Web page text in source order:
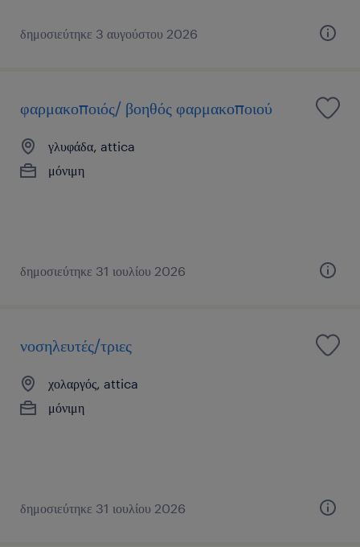
δημοσιεύτηκε 3 αυγούστου 2026
φαρμακοποιός/ βοηθός φαρμακοποιού
γλυφάδα, attica
μόνιμη
δημοσιεύτηκε 31 ιουλίου 2026
νοσηλευτές/τριες
χολαργός, attica
μόνιμη
δημοσιεύτηκε 31 ιουλίου 2026